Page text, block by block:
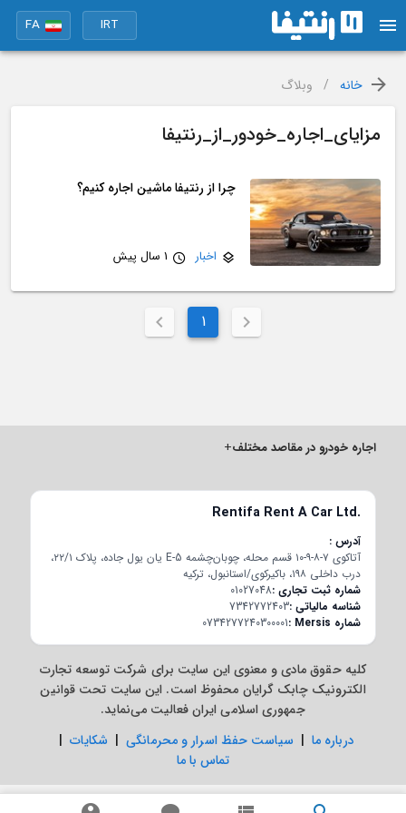
IRT
FA
خانه / وبلاگ
مزایای_اجاره_خودور_از_رنتیفا
چرا از رنتیفا ماشین اجاره کنیم؟
اخبار 1 سال پیش
1
اجاره خودرو در مقاصد مختلف+
Rentifa Rent A Car Ltd.
آدرس
آتاکوی ۷-۸-۹-۱۰ قسم محله، چوبان‌چشمه E-5 یان یول جاده، پلاک ۲۲/۱،
درب داخلی ۱۹۸، باکیرکوی/استانبول، ترکیه
شماره ثبت تجاری01027048
شناسه مالیاتی7342772403
شماره Mersis
0734277240300001
کلیه حقوق مادی و معنوی این سایت برای شرکت توسعه تجارت
الکترونیک چابک گرایان محفوظ است. این سایت تحت قوانین
جمهوری اسلامی ایران فعالیت می‌نماید.
درباره ما | سیاست حفظ اسرار و محرمانگی | شکایات |
تماس با ما